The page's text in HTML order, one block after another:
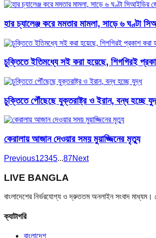
হার চ্যালেঞ্জ করে মমতার মামলা, সাড়ে ৬ ঘণ্টা
চুক্তিতে ইতিমধ্যে সই করা হয়েছে, শিগগিরই
চুক্তিতে পৌঁছেছে যুক্তরাষ্ট্র ও ইরান, বন্ধ হচ্ছে
কেরালায় আজান দেওয়ার সময় মুয়াজ্জিনের মৃত্যু
Previous12345...87Next
LIVE BANGLA
বাংলাদেশের নির্ভরযোগ্য ও দ্রুততম অনলাইন সংবাদ
ক্যাটাগরি
বাংলাদেশ